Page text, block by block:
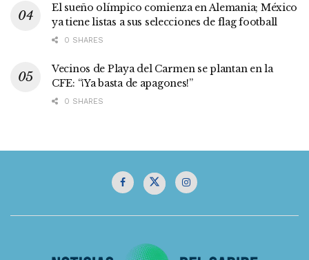
El sueño olímpico comienza en Alemania; México
ya tiene listas a sus selecciones de flag football
0 SHARES
Vecinos de Playa del Carmen se plantan en la
CFE: “¡Ya basta de apagones!”
0 SHARES